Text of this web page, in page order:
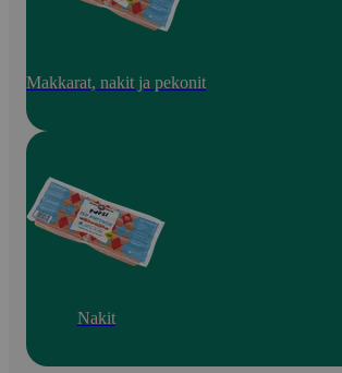
Makkarat, nakit ja pekonit
Nakit